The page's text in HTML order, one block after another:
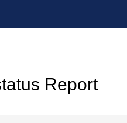
Report